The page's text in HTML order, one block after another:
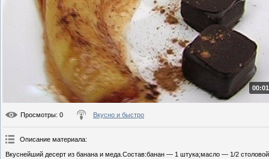
Просмотры: 0 Вкусно и быстро
Описание материала:
Вкуснейший десерт из банана и меда.Состав:банан — 1 штука;масло — 1/2